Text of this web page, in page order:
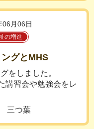
06月06日
の増進
グとMHS
をしました。
講習会や勉強会をレ
三つ葉